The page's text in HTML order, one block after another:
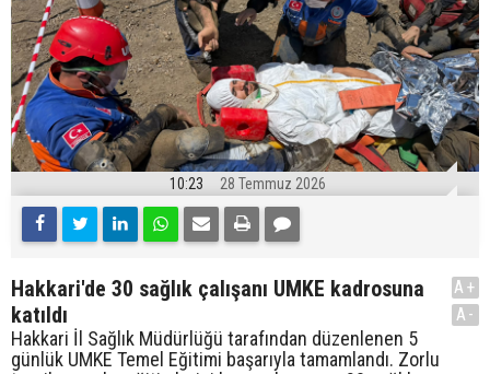
10:23 28 Temmuz 2026
Hakkari'de 30 sağlık çalışanı UMKE kadrosuna
katıldı
Hakkari İl Sağlık Müdürlüğü tarafından düzenlenen 5
günlük UMKE Temel Eğitimi başarıyla tamamlandı. Zorlu
A+
A-